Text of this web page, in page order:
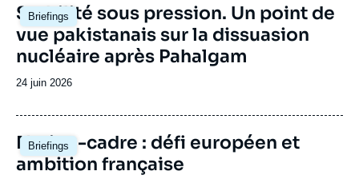
Briefings
Image
principale
Stabilité sous pression. Un point de
vue pakistanais sur la dissuasion
nucléaire après Pahalgam
Date
publication
24 juin 2026
Briefings
Image
principale
Nation-cadre : défi européen et
ambition française